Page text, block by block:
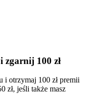
zgarnij 100 zł
i otrzymaj 100 zł premii
zł, jeśli także masz